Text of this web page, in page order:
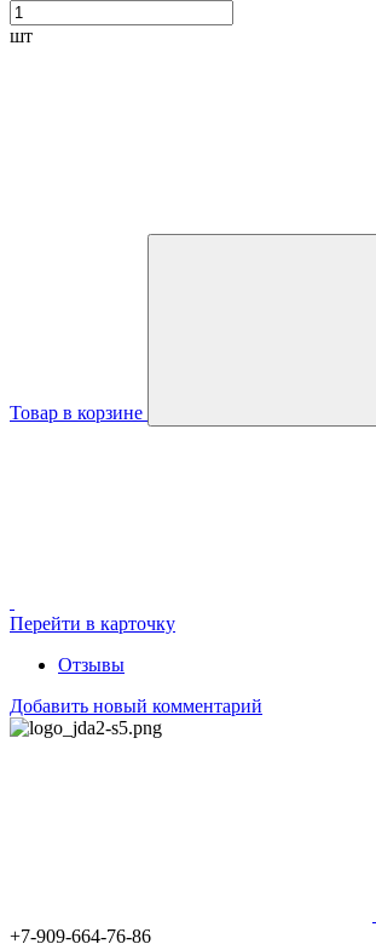
шт
Товар в корзине
Перейти в карточку
Отзывы
Добавить новый комментарий
+7-909-664-76-86